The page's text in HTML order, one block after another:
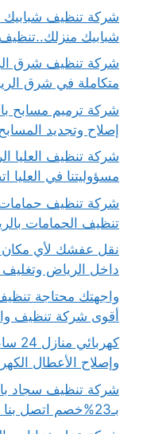
شبابيك
متكاملة في شرق
إصلاح وتجديد المسابح
مسؤوليتنا في العليا
تنظيف الحمامات
داخل الرياض وتغليف
أقوى شركة تنظيف
وإصلاح الأعطال
شركة تنظيف سجاد
بـ23%خصم اتصل بنا الان